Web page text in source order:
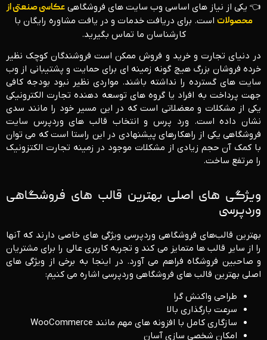
👈 یکی از نیاز های اساسی وب سایت های فروشگاهی عکاسی صنعتی از
محصولات است. برای دریافت خدمات و در یافت مشاوره رایگان با
کارشناسان ما تماس بگیرید.
در دنیای تجارت و خرید و فروش ممکن است فروشندگان کوچک نظیر
خرده فروشان بزرگ هیچ گونه زمینه ای برای حمایت و پشتیبانی از وب
سایت های گسترده را نداشته باشند. مواردی نظیر نبود بودجه کافی
جهت پرداخت به افراد یا گروه های توسعه دهنده تجارت الکترونیکی
یکی از مشکلات و معضلاتی است که در این مسیر خود را مانند سدی
نشان داده است. ورد پرس و انتخاب قالب های وردپرس سایت
فروشگاهی یکی از راهکارهای پیشنهادی در این راستا است که می توان
با کمک آن حجم زیادی از مشکلات موجود در زمینه تجارت الکتزونیک
را مرتفع ساخت.
ویژگی های اصلی بهترین قالب های فروشگاهی
وردپرسی
بهترین قالب‌های فروشگاهی وردپرسی ویژگی ‌های خاصی دارند که آنها
را از سایر قالب‌ ها متمایز می ‌کند و تجربه کاربری عالی را برای مشتریان
و صاحبین فروشگاه فراهم می ‌آورد. در اینجا به برخی از ویژگی ‌های
اصلی بهترین قالب ‌های فروشگاهی وردپرسی اشاره می‌ کنیم:
طراحی واکنش ‌گرا
سرعت بارگذاری بالا
سازگاری کامل با افزونه‌ های مهم مانند WooCommerce
امکان شخصی ‌سازی آسان